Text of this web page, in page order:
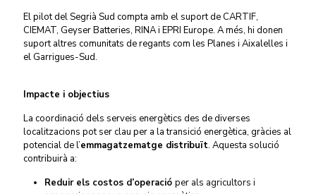
El pilot del Segrià Sud compta amb el suport de CARTIF,
CIEMAT, Geyser Batteries, RINA i EPRI Europe. A més, hi donen
suport altres comunitats de regants com les Planes i Aixalelles i
el Garrigues-Sud.
Impacte i objectius
La coordinació dels serveis energètics des de diverses
localitzacions pot ser clau per a la transició energètica, gràcies al
potencial de l’emmagatzematge distribuït. Aquesta solució
contribuirà a:
Reduir els costos d’operació per als agricultors i